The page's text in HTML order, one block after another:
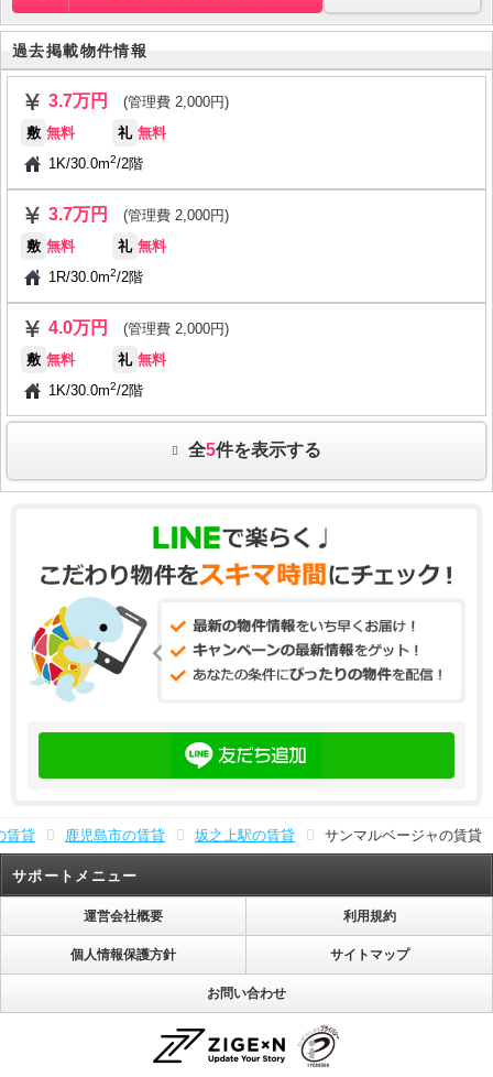
過去掲載物件情報
3.7万円
(管理費 2,000円)
敷 無料 礼 無料
1K/30.0m2/2階
3.7万円
(管理費 2,000円)
敷 無料 礼 無料
1R/30.0m2/2階
4.0万円
(管理費 2,000円)
敷 無料 礼 無料
1K/30.0m2/2階
全5件を表示する
賃貸 鹿児島市の賃貸 坂之上駅の賃貸 サンマルベージャの賃貸
サポートメニュー
運営会社概要 利用規約
個人情報保護方針 サイトマップ
お問い合わせ